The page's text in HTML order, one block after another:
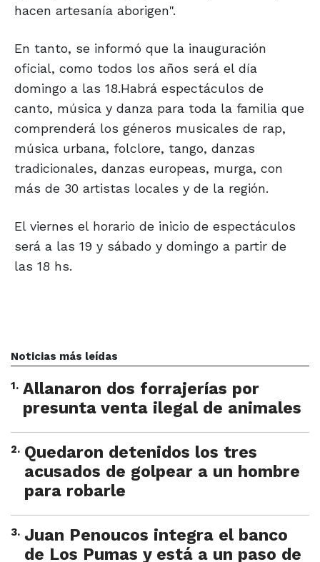
hacen artesanía aborigen".
En tanto, se informó que la inauguración
oficial, como todos los años será el día
domingo a las 18.Habrá espectáculos de
canto, música y danza para toda la familia que
comprenderá los géneros musicales de rap,
música urbana, folclore, tango, danzas
tradicionales, danzas europeas, murga, con
más de 30 artistas locales y de la región.
El viernes el horario de inicio de espectáculos
será a las 19 y sábado y domingo a partir de
las 18 hs.
Noticias más leídas
1. Allanaron dos forrajerías por
presunta venta ilegal de animales
2. Quedaron detenidos los tres
acusados de golpear a un hombre
para robarle
3. Juan Penoucos integra el banco
de Los Pumas y está a un paso de